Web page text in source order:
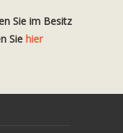
Sie im Besitz
Sie hier